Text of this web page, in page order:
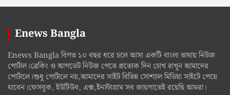
Enews Bangla
Enews Bangla বিগত ১০ বছর ধরে চলে আসা একটি বাংলা ভাষায় নিউজ
পোর্টাল।ব্রেকিং ও আপডেট নিউজ পেতে প্রত্যেক দিন চোখ রাখুন আমাদের
পোর্টালে।শুধু পোর্টালে নয়,আমাদের সাইট বিভিন্ন সোশ্যাল মিডিয়া সাইটে পেয়ে
যাবেন।ফেসবুক, ইউটিউব, এক্স,ইনস্টাগ্রাম সব জায়গাতেই রয়েছি আমরা।